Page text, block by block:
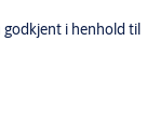
godkjent i henhold til